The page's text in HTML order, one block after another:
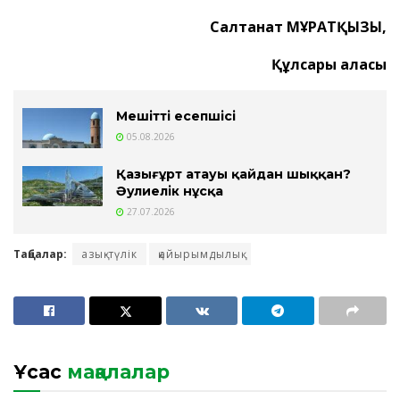
Салтанат МҰРАТҚЫЗЫ,
Құлсары қаласы
Мешіттің есепшісі
05.08.2026
Қазығұрт атауы қайдан шыққан?
Әулиелік нұсқа
27.07.2026
Таңбалар: азық-түлік қайырымдылық
Ұқсас мақалалар